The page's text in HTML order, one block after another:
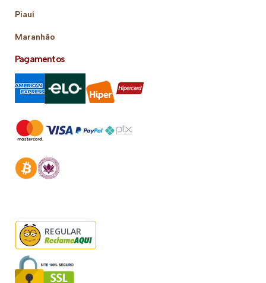
Piauí
Maranhão
Pagamentos
REGULAR